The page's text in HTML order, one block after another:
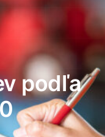
podľa